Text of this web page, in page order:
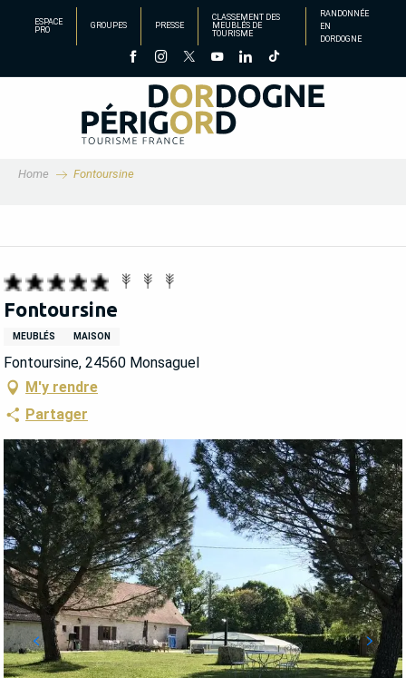
principal
ESPACE
PRO
GROUPES PRESSE
CLASSEMENT DES
MEUBLÉS DE
TOURISME
RANDONNÉE
EN
DORDOGNE
Home Fontoursine
Fontoursine
MEUBLÉS MAISON
Fontoursine, 24560 Monsaguel
M'y rendre
Partager